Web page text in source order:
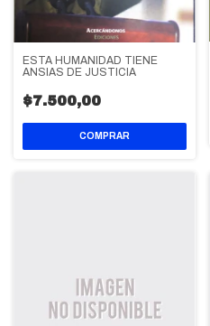
ESTA HUMANIDAD TIENE
ANSIAS DE JUSTICIA
$7.500,00